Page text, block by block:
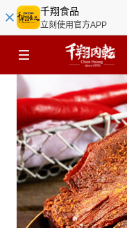
千翔食品
立刻使用官方APP